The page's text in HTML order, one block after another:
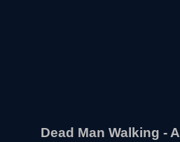
Dead Man Walking -